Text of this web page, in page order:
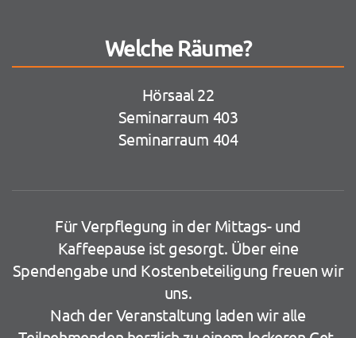
Welche Räume?
Hörsaal 22
Seminarraum 403
Seminarraum 404
Für Verpflegung in der Mittags- und
Kaffeepause ist gesorgt. Über eine
Spendengabe und Kostenbeteiligung freuen wir
uns.
Nach der Veranstaltung laden wir alle